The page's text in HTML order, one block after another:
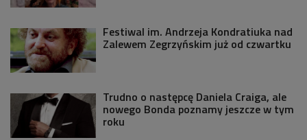
Festiwal im. Andrzeja Kondratiuka nad
Zalewem Zegrzyńskim już od czwartku
Trudno o następcę Daniela Craiga, ale
nowego Bonda poznamy jeszcze w tym
roku